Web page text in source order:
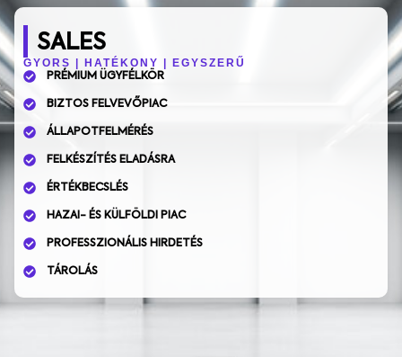
SALES
GYORS | HATÉKONY | EGYSZERŰ
PRÉMIUM ÜGYFÉLKÖR
BIZTOS FELVEVŐPIAC
ÁLLAPOTFELMÉRÉS
FELKÉSZÍTÉS ELADÁSRA
ÉRTÉKBECSLÉS
HAZAI- ÉS KÜLFÖLDI PIAC
PROFESSZIONÁLIS HIRDETÉS
TÁROLÁS